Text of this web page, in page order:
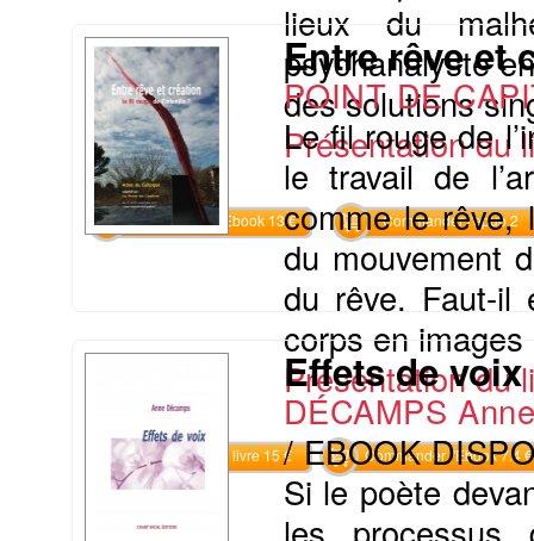
lieux du
psychanalyste
des solutions
Présentation du
Commander l'Ebook 13 € Commander l'epub 2
Entre rêve et
POINT DE
Le fil rouge de
le travail de
comme le rêve,
du mouvement
du rêve. Faut-il
corps en
Présentation du
Commander le livre 15 € Commander l'Ebook 7.4 €
Effets de voix
DÉCAMPS
/ EBOOK
Si le poète